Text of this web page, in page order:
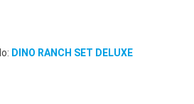
DINO RANCH SET DELUXE